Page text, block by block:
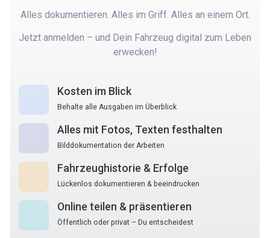
Alles dokumentieren. Alles im Griff. Alles an einem Ort.
Jetzt anmelden – und Dein Fahrzeug digital zum Leben
erwecken!
Kosten im Blick
Behalte alle Ausgaben im Überblick
Alles mit Fotos, Texten festhalten
Bilddokumentation der Arbeiten
Fahrzeughistorie & Erfolge
Lückenlos dokumentieren & beeindrucken
Online teilen & präsentieren
Öffentlich oder privat – Du entscheidest